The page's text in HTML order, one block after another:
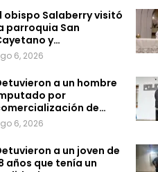
obispo Salaberry visitó
parroquia San
y…
6, 2026
a un hombre
por
de…
6, 2026
a un joven de
años que tenía un